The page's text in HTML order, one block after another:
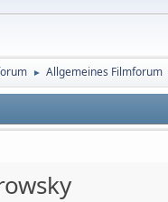
► Allgemeines Filmforum